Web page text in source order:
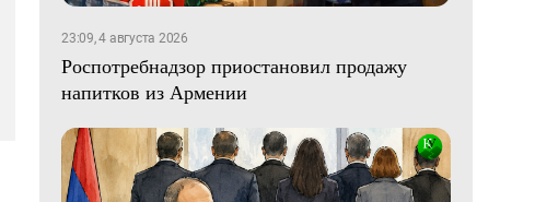
23:09, 4 августа 2026
Роспотребнадзор приостановил продажу
напитков из Армении